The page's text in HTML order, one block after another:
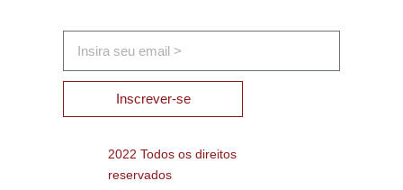
Inscrever-se
2022 Todos os direitos
reservados